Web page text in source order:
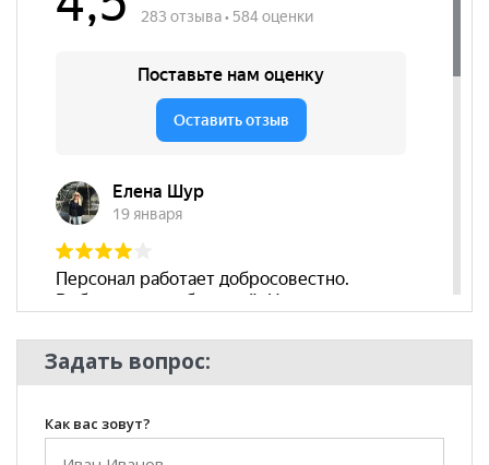
Задать вопрос:
Как вас зовут?